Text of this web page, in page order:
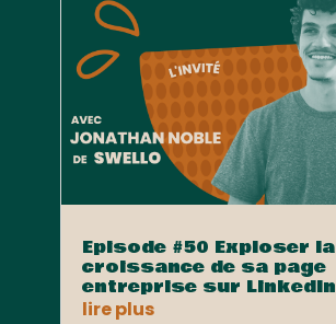
Episode #50 Exploser la
croissance de sa page
entreprise sur LinkedIn
lire plus